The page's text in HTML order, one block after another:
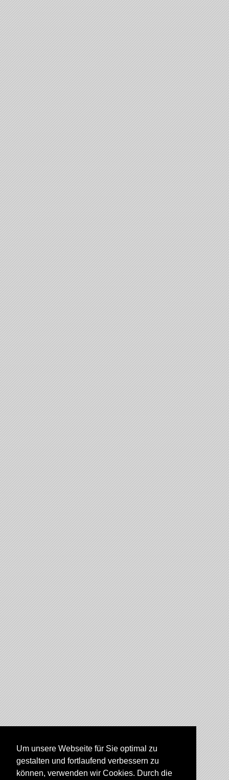
Um unsere Webseite für Sie optimal zu
gestalten und fortlaufend verbessern zu
können, verwenden wir Cookies. Durch die